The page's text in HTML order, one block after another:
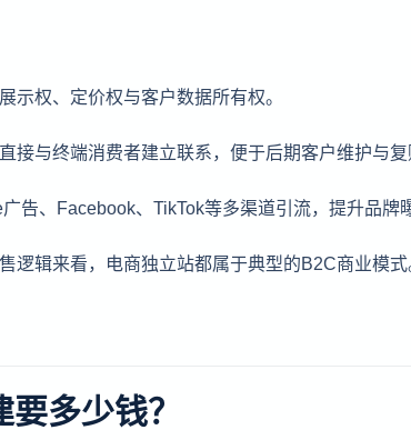
示权、定价权与客户数据所有权。
接与终端消费者建立联系，便于后期客户维护与复
告、Facebook、TikTok等多渠道引流，提升品牌
逻辑来看，电商独立站都属于典型的B2C商业模式
多少钱？